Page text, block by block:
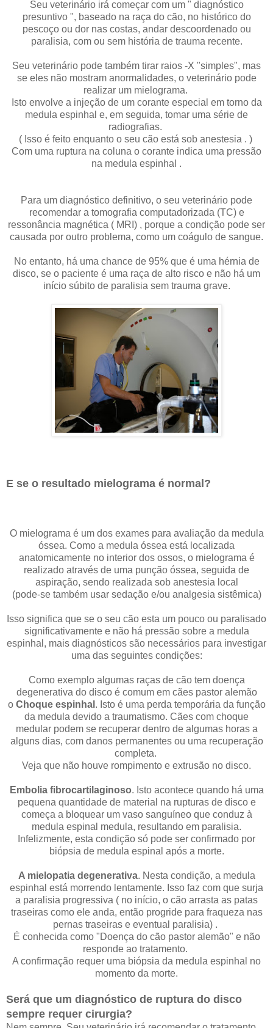
Seu veterinário irá começar com um " diagnóstico
presuntivo ", baseado na raça do cão, no histórico do
pescoço ou dor nas costas, andar descoordenado ou
paralisia, com ou sem história de trauma recente.
Seu veterinário pode também tirar raios -X "simples", mas
se eles não mostram anormalidades, o veterinário pode
realizar um mielograma.
Isto envolve a injeção de um corante especial em torno da
medula espinhal e, em seguida, tomar uma série de
radiografias.
( Isso é feito enquanto o seu cão está sob anestesia . )
Com uma ruptura na coluna o corante indica uma pressão
na medula espinhal .
Para um diagnóstico definitivo, o seu veterinário pode
recomendar a tomografia computadorizada (TC) e
ressonância magnética ( MRI) , porque a condição pode ser
causada por outro problema, como um coágulo de sangue.
No entanto, há uma chance de 95% que é uma hérnia de
disco, se o paciente é uma raça de alto risco e não há um
início súbito de paralisia sem trauma grave.
E se o resultado mielograma é normal?
O mielograma é um dos exames para avaliação da medula
óssea. Como a medula óssea está localizada
anatomicamente no interior dos ossos, o mielograma é
realizado através de uma punção óssea, seguida de
aspiração, sendo realizada sob anestesia local
(pode-se também usar sedação e/ou analgesia sistêmica)
Isso significa que se o seu cão esta um pouco ou paralisado
​​significativamente e não há pressão sobre a medula
espinhal, mais diagnósticos são necessários para investigar
uma das seguintes condições:
Como exemplo algumas raças de cão tem doença
degenerativa do disco é comum em cães pastor alemão
o Choque espinhal . Isto é uma perda temporária da função
da medula devido a traumatismo. Cães com choque
medular podem se recuperar dentro de algumas horas a
alguns dias, com danos permanentes ou uma recuperação
completa.
Veja que não houve rompimento e extrusão no disco.
Embolia fibrocartilaginoso. Isto acontece quando há uma
pequena quantidade de material na rupturas de disco e
começa a bloquear um vaso sanguíneo que conduz à
medula espinal medula, resultando em paralisia.
Infelizmente, esta condição só pode ser confirmado por
biópsia de medula espinal após a morte.
A mielopatia degenerativa. Nesta condição, a medula
espinhal está morrendo lentamente. Isso faz com que surja
a paralisia progressiva ( no início, o cão arrasta as patas
traseiras como ele anda, então progride para fraqueza nas
pernas traseiras e eventual paralisia) .
É conhecida como "Doença do cão pastor alemão" e não
responde ao tratamento.
A confirmação requer uma biópsia da medula espinhal no
momento da morte.
Será que um diagnóstico de ruptura do disco
sempre requer cirurgia?